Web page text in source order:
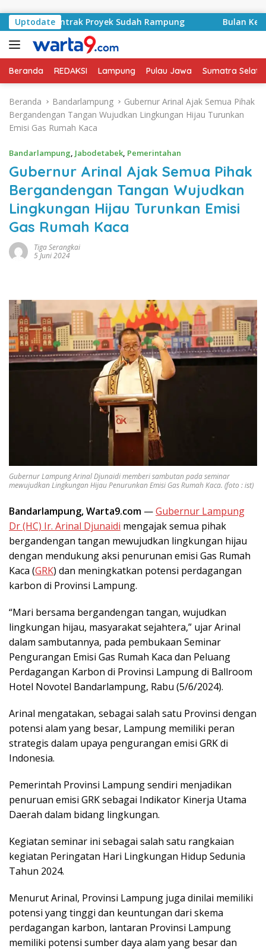
Uptodate
Kontrak Proyek Sudah Rampung Bulan
Beranda REDAKSI Lampung Pulau Jawa Sumatra
Beranda Bandarlampung
Gubernur Arinal Ajak Semua Pihak
Bergandengan Tangan Wujudkan Lingkungan Hijau Turunkan
Emisi Gas Rumah Kaca
Bandarlampung, Jabodetabek, Pemerintahan
Gubernur Arinal Ajak Semua Pihak
Bergandengan Tangan Wujudkan
Lingkungan Hijau Turunkan Emisi
Gas Rumah Kaca
Tiga Serangkai
5 Juni 2024
Gubernur Lampung Arinal Djunaidi memberi sambutan pada seminar
mewujudkan Lingkungan Hijau Penurunkan Emisi Gas Rumah Kaca. (foto : ist)
Bandarlampung, Warta9.com —Gubernur Lampung
Dr (HC) Ir. Arinal Djunaidi mengajak semua pihak
bergandengan tangan mewujudkan lingkungan hijau
dengan mendukung aksi penurunan emisi Gas Rumah
Kaca (GRK) dan meningkatkan potensi perdagangan
karbon di Provinsi Lampung.
“Mari bersama bergandengan tangan, wujudkan
lingkungan hijau, masyarakat sejahtera,” ujar Arinal
dalam sambutannya, pada pembukaan Seminar
Pengurangan Emisi Gas Rumah Kaca dan Peluang
Perdagangan Karbon di Provinsi Lampung di Ballroom
Hotel Novotel Bandarlampung, Rabu (5/6/2024).
Arinal mengatakan, sebagai salah satu Provinsi dengan
potensi alam yang besar, Lampung memiliki peran
strategis dalam upaya pengurangan emisi GRK di
Indonesia.
Pemerintah Provinsi Lampung sendiri menjadikan
penuruan emisi GRK sebagai Indikator Kinerja Utama
Daerah dalam bidang lingkungan.
Kegiatan seminar ini sebagai salah satu rangkaian
kegiatan Peringatan Hari Lingkungan Hidup Sedunia
Tahun 2024.
Menurut Arinal, Provinsi Lampung juga dinilai memiliki
potensi yang tinggi dan keuntungan dari skema
perdagangan karbon, lantaran Provinsi Lampung
memiliki potensi sumber daya alam yang besar dan